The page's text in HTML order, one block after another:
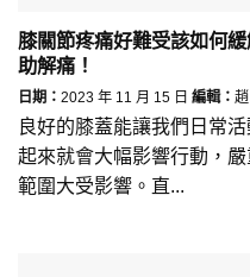
膝關節疼痛好難受該如何
助解痛！
日期： 2023 年 11 月 15 日 編輯：
良好的膝蓋能讓我們日常
起來就會大幅影響行動，
範圍大受影響。直...